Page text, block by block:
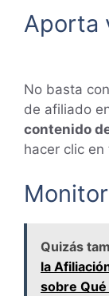
Aporta
No basta
de afiliado
contenido
hacer clic
Quizás
la
sobre Qué